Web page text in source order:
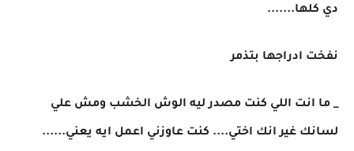
دي كلها.......
نفخت ادراجها بتذمر
_ ما انت اللي كنت مصدر ليه الوش الخشب ومش علي
لسانك غير انك اختي.... كنت عاوزني اعمل ايه يعني......